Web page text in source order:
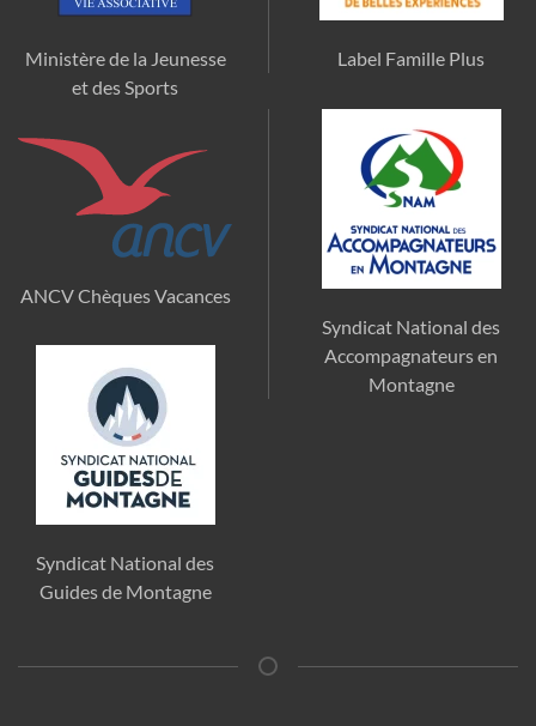
Ministère de la Jeunesse
et des Sports
Label Famille Plus
ANCV Chèques Vacances
Syndicat National des
Accompagnateurs en
Montagne
Syndicat National des
Guides de Montagne